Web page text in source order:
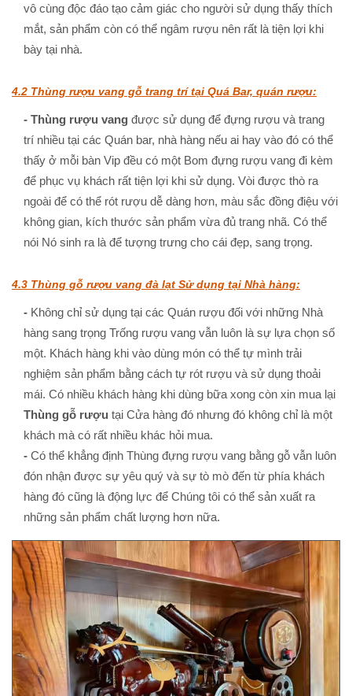
vô cùng độc đáo tạo cảm giác cho người sử dụng thấy thích
mắt, sản phẩm còn có thể ngâm rượu nên rất là tiện lợi khi
bày tại nhà.
4.2 Thùng rượu vang gỗ trang trí tại Quá Bar, quán rượu:
- Thùng rượu vang được sử dụng để đựng rượu và trang
trí nhiều tại các Quán bar, nhà hàng nếu ai hay vào đó có thể
thấy ở mỗi bàn Vip đều có một Bom đựng rượu vang đi kèm
để phục vụ khách rất tiện lợi khi sử dụng. Vòi được thò ra
ngoài để có thể rót rượu dễ dàng hơn, màu sắc đồng điệu với
không gian, kích thước sản phẩm vừa đủ trang nhã. Có thể
nói Nó sinh ra là để tượng trưng cho cái đẹp, sang trọng.
4.3 Thùng gỗ rượu vang đà lạt Sử dụng tại Nhà hàng:
- Không chỉ sử dụng tại các Quán rượu đối với những Nhà
hàng sang trọng Trống rượu vang vẫn luôn là sự lựa chọn số
một. Khách hàng khi vào dùng món có thể tự mình trải
nghiệm sản phẩm bằng cách tự rót rượu và sử dụng thoải
mái. Có nhiều khách hàng khi dùng bữa xong còn xin mua lại
Thùng gỗ rượu tại Cửa hàng đó nhưng đó không chỉ là một
khách mà có rất nhiều khác hỏi mua.
- Có thể khẳng định Thùng đựng rượu vang bằng gỗ vẫn luôn
đón nhận được sự yêu quý và sự tò mò đến từ phía khách
hàng đó cũng là động lực để Chúng tôi có thể sản xuất ra
những sản phẩm chất lượng hơn nữa.